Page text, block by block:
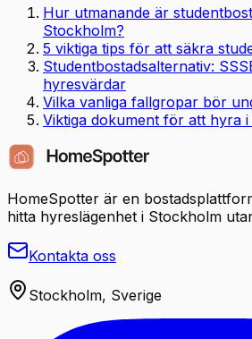
Hur utmanande är
Stockholm?
5 viktiga tips för att säkra
Studentbostadsalternativ:
hyresvärdar
Vilka vanliga fallgropar bör
Viktiga dokument för att hyra i
HomeSpotter är en
hitta hyreslägenhet i Stockholm
Kontakta oss
Stockholm, Sverige